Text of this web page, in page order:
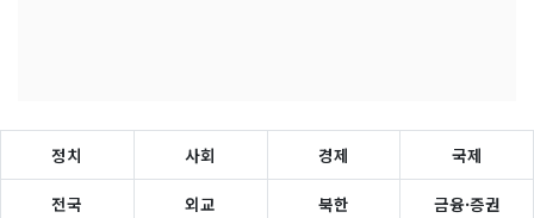
정치 사회 경제 국제
전국 외교 북한 금융·증권